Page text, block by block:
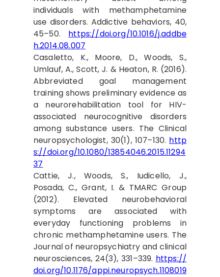
individuals with methamphetamine
use disorders. Addictive behaviors, 40,
45–50. https://doi.org/10.1016/j.addbe
h.2014.08.007
Casaletto, K., Moore, D., Woods, S.,
Umlauf, A., Scott, J. & Heaton, R. (2016).
Abbreviated goal management
training shows preliminary evidence as
a neurorehabilitation tool for HIV-
associated neurocognitive disorders
among substance users. The Clinical
neuropsychologist, 30(1), 107–130. http
s://doi.org/10.1080/13854046.2015.11294
37
Cattie, J., Woods, S., Iudicello, J.,
Posada, C., Grant, I. & TMARC Group
(2012). Elevated neurobehavioral
symptoms are associated with
everyday functioning problems in
chronic methamphetamine users. The
Journal of neuropsychiatry and clinical
neurosciences, 24(3), 331–339. https://
doi.org/10.1176/appi.neuropsych.1108019